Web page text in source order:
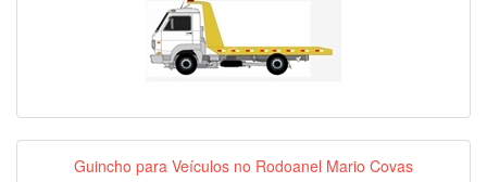
Guincho para Veículos no Rodoanel Mario Covas